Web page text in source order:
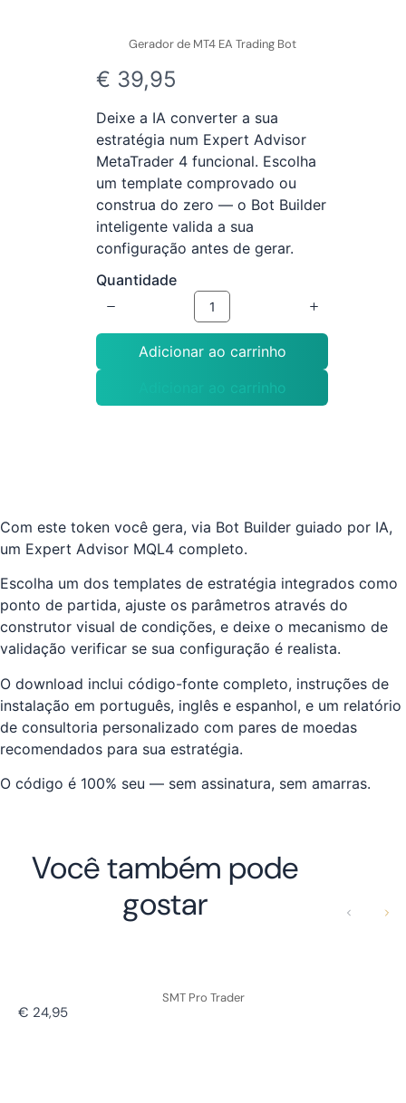
Gerador de MT4 EA Trading Bot
A
g
o
r
a
€ 39,95
Deixe a IA converter a sua
estratégia num Expert Advisor
MetaTrader 4 funcional. Escolha
um template comprovado ou
construa do zero — o Bot Builder
inteligente valida a sua
configuração antes de gerar.
Quantidade
Adicionar ao carrinho
Adicionar ao carrinho
Com este token você gera, via Bot Builder guiado por IA,
um Expert Advisor MQL4 completo.
Escolha um dos templates de estratégia integrados como
ponto de partida, ajuste os parâmetros através do
construtor visual de condições, e deixe o mecanismo de
validação verificar se sua configuração é realista.
O download inclui código-fonte completo, instruções de
instalação em português, inglês e espanhol, e um relatório
de consultoria personalizado com pares de moedas
recomendados para sua estratégia.
O código é 100% seu — sem assinatura, sem amarras.
Você também pode
gostar
Anterior
SMT Pro Trader
€ 24,95